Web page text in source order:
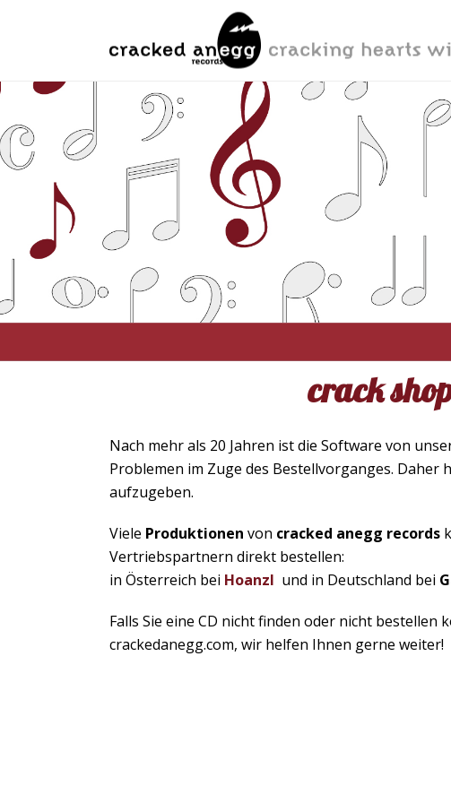
crack
Nach mehr als 20 Jahren ist die Software von
Problemen im Zuge des Bestellvorganges. Daher
aufzugeben.
Viele Produktionen von cracked anegg records
Vertriebspartnern direkt bestellen:
in Österreich bei Hoanzl und in Deutschland bei
Falls Sie eine CD nicht finden oder nicht bestellen
crackedanegg.com, wir helfen Ihnen gerne weiter!